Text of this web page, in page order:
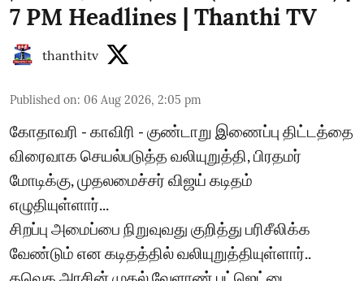
7 PM Headlines | Thanthi TV
thanthitv
Published on: 06 Aug 2026, 2:05 pm
கோதாவரி - காவிரி - குண்டாறு இணைப்பு திட்டத்தை
விரைவாக செயல்படுத்த வலியுறுத்தி, பிரதமர்
மோடிக்கு, முதலமைச்சர் விஜய் கடிதம்
எழுதியுள்ளார்...
சிறப்பு அமைப்பை நிறுவுவது குறித்து பரிசீலிக்க
வேண்டும் என கடிதத்தில் வலியுறுத்தியுள்ளார்..
தவெக அரசின் முதல் வேளாண் பட்ஜெட்டை